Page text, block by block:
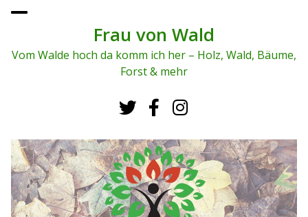
To
me
Frau von Wald
Vom Walde hoch da komm ich her – Holz, Wald, Bäume,
Forst & mehr